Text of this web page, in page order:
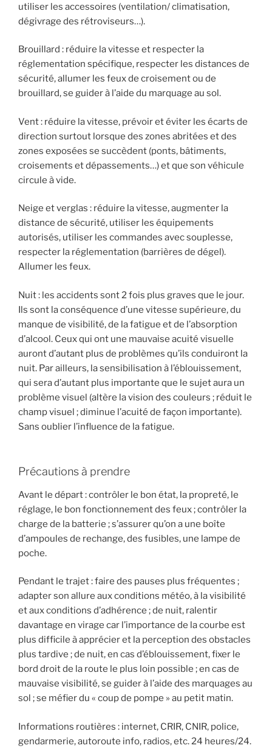
utiliser les accessoires (ventilation/ climatisation,
dégivrage des rétroviseurs…).
Brouillard : réduire la vitesse et respecter la
réglementation spécifique, respecter les distances de
sécurité, allumer les feux de croisement ou de
brouillard, se guider à l’aide du marquage au sol.
Vent : réduire la vitesse, prévoir et éviter les écarts de
direction surtout lorsque des zones abritées et des
zones exposées se succèdent (ponts, bâtiments,
croisements et dépassements…) et que son véhicule
circule à vide.
Neige et verglas : réduire la vitesse, augmenter la
distance de sécurité, utiliser les équipements
autorisés, utiliser les commandes avec souplesse,
respecter la réglementation (barrières de dégel).
Allumer les feux.
Nuit : les accidents sont 2 fois plus graves que le jour.
Ils sont la conséquence d’une vitesse supérieure, du
manque de visibilité, de la fatigue et de l’absorption
d’alcool. Ceux qui ont une mauvaise acuité visuelle
auront d’autant plus de problèmes qu’ils conduiront la
nuit. Par ailleurs, la sensibilisation à l’éblouissement,
qui sera d’autant plus importante que le sujet aura un
problème visuel (altère la vision des couleurs ; réduit le
champ visuel ; diminue l’acuité de façon importante).
Sans oublier l’influence de la fatigue.
Précautions à prendre
Avant le départ : contrôler le bon état, la propreté, le
réglage, le bon fonctionnement des feux ; contrôler la
charge de la batterie ; s’assurer qu’on a une boîte
d’ampoules de rechange, des fusibles, une lampe de
poche.
Pendant le trajet : faire des pauses plus fréquentes ;
adapter son allure aux conditions météo, à la visibilité
et aux conditions d’adhérence ; de nuit, ralentir
davantage en virage car l’importance de la courbe est
plus difficile à apprécier et la perception des obstacles
plus tardive ; de nuit, en cas d’éblouissement, fixer le
bord droit de la route le plus loin possible ; en cas de
mauvaise visibilité, se guider à l’aide des marquages au
sol ; se méfier du « coup de pompe » au petit matin.
Informations routières : internet, CRIR, CNIR, police,
gendarmerie, autoroute info, radios, etc. 24 heures/24.